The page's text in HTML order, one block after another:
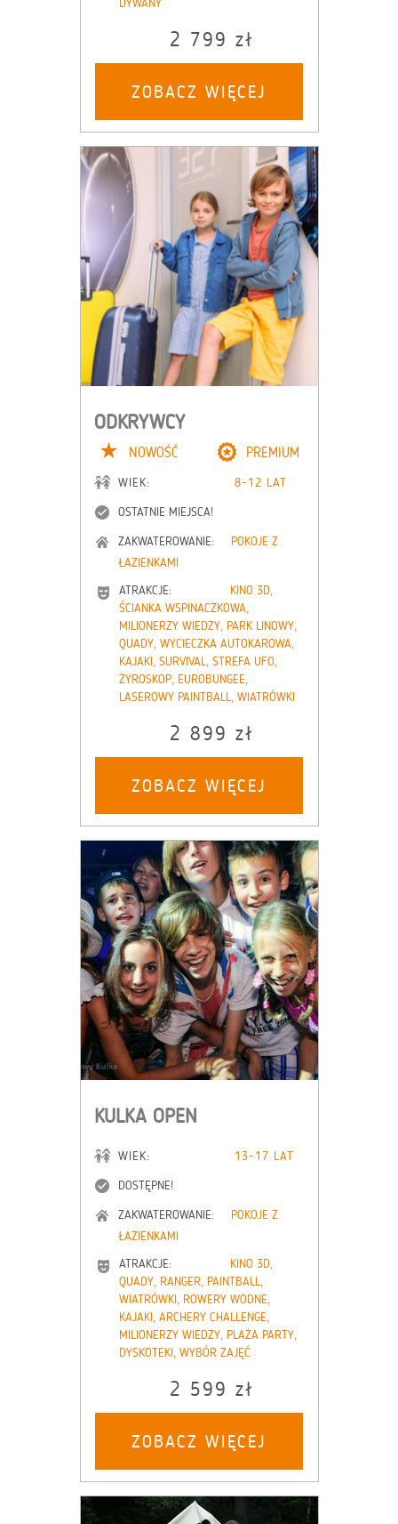
DYWANY
2 799 zł
ZOBACZ WIĘCEJ
ODKRYWCY
NOWOŚĆ PREMIUM
WIEK:
8-12 LAT
OSTATNIE MIEJSCA!
ZAKWATEROWANIE:
POKOJE Z
ŁAZIENKAMI
ATRAKCJE:
KINO 3D,
ŚCIANKA WSPINACZKOWA,
MILIONERZY WIEDZY, PARK LINOWY,
QUADY, WYCIECZKA AUTOKAROWA,
KAJAKI, SURVIVAL, STREFA UFO,
ŻYROSKOP, EUROBUNGEE,
LASEROWY PAINTBALL, WIATRÓWKI
2 899 zł
ZOBACZ WIĘCEJ
KULKA OPEN
WIEK:
13-17 LAT
DOSTĘPNE!
ZAKWATEROWANIE:
POKOJE Z
ŁAZIENKAMI
ATRAKCJE:
KINO 3D,
QUADY, RANGER, PAINTBALL,
WIATRÓWKI, ROWERY WODNE,
KAJAKI, ARCHERY CHALLENGE,
MILIONERZY WIEDZY, PLAŻA PARTY,
DYSKOTEKI, WYBÓR ZAJĘĆ
2 599 zł
ZOBACZ WIĘCEJ